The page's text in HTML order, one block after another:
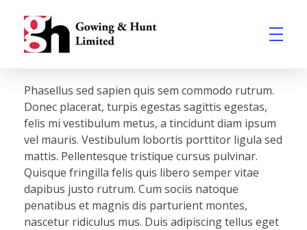
Phasellus sed sapien quis sem commodo rutrum.
Donec placerat, turpis egestas sagittis egestas,
felis mi vestibulum metus, a tincidunt diam ipsum
vel mauris. Vestibulum lobortis porttitor ligula sed
mattis. Pellentesque tristique cursus pulvinar.
Quisque fringilla felis quis libero semper vitae
dapibus justo rutrum. Cum sociis natoque
penatibus et magnis dis parturient montes,
nascetur ridiculus mus. Duis adipiscing tellus eget